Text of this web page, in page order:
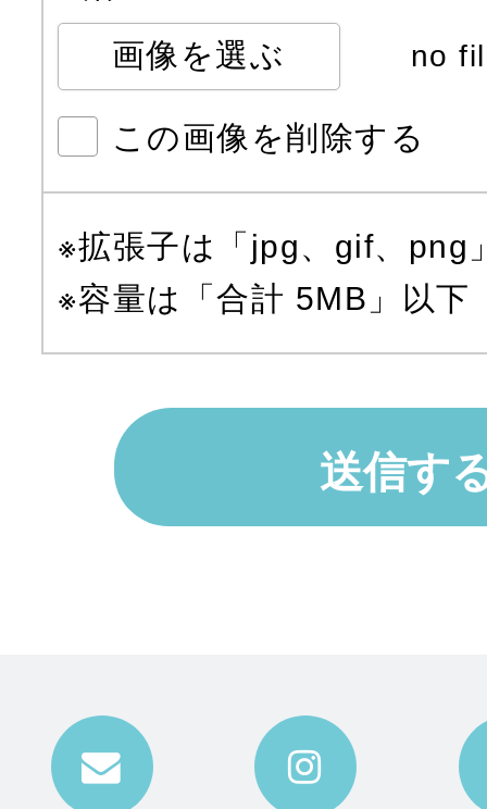
画像を選ぶ
この画像を削除する
※拡張子は「jpg、gif、png
※容量は「合計 5MB」以下